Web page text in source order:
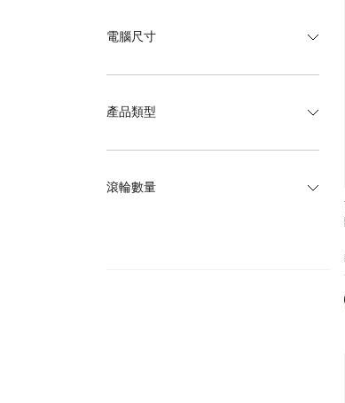
電腦尺寸
產品類型
滾輪數量